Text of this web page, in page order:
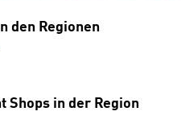
den Regionen
Shops in der Region